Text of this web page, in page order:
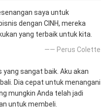
saya untuk
dengan CINH, mereka
yang terbaik untuk kita.
—— Perus Colette
yang sangat baik. Aku akan
Dia cepat untuk menangani
mungkin Anda telah jadi
untuk membeli.